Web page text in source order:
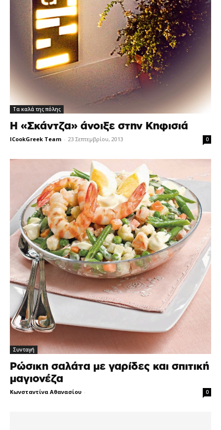
Τα καλά της πόλης
Η «Σκάντζα» άνοιξε στην Κηφισιά
ICookGreek Team - 23 Σεπτεμβρίου, 2013 0
Συνταγή
Ρώσικη σαλάτα με γαρίδες και σπιτική
μαγιονέζα
Κωνσταντίνα Αθανασίου - 0